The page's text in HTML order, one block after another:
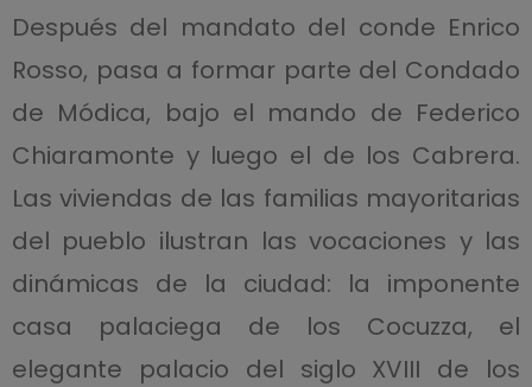
Después del mandato del conde Enrico
Rosso, pasa a formar parte del Condado
de Módica, bajo el mando de Federico
Chiaramonte y luego el de los Cabrera.
Las viviendas de las familias mayoritarias
del pueblo ilustran las vocaciones y las
dinámicas de la ciudad: la imponente
casa palaciega de los Cocuzza, el
elegante palacio del siglo XVIII de los